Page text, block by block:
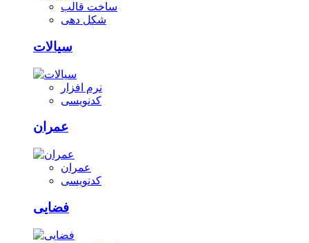
ساخت قالب
شکل دهی
سیالات
نرم افزار
کدنویسی
عمران
عمران
کدنویسی
فضایی